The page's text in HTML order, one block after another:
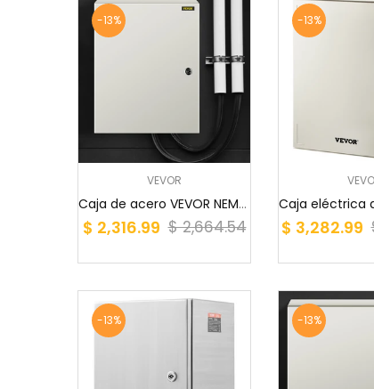
-13%
VEVOR
Caja de acero VEVOR NEMA, 20x16x8'', caja eléct...
$ 2,316.99 $ 2,664.54
-13%
$ 3,282.99
-13% -13%